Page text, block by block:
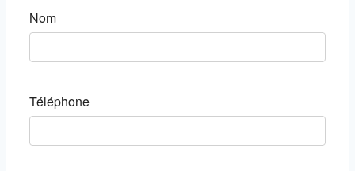
Nom
Téléphone